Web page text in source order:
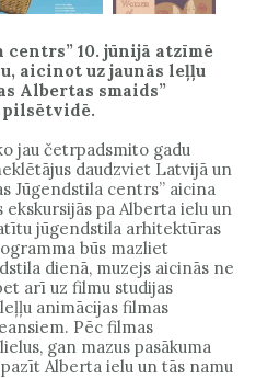
centrs” 10. jūnijā atzīmē
aicinot uz jaunās leļļu
Albertas smaids”
pilsētvidē.
jau četrpadsmito gadu
daudzviet Latvijā un
Jūgendstila centrs” aicina
pa Alberta ielu un
jūgendstila arhitektūras
būs mazliet
dienā, muzejs aicinās ne
arī uz filmu studijas
animācijas filmas
Pēc filmas
gan mazus pasākuma
Alberta ielu un tās namu